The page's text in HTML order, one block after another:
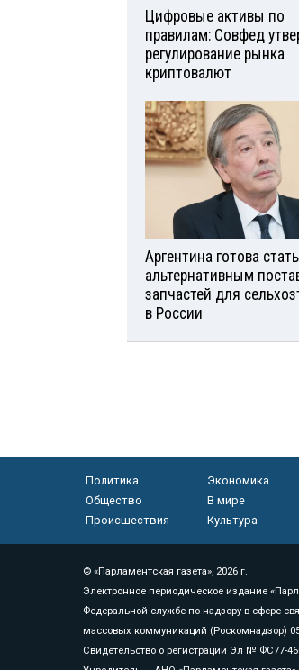
Цифровые активы по
правилам: Совфед
регулирование рынка
криптовалют
Аргентина готова стать
альтернативным
запчастей для
в России
Политика
Экономика
Общество
В мире
Происшествия
Культура
© «Парламентская газета», 2026 г.
Электронное периодическое издание
Федеральной службе по надзору в сфере
массовых коммуникаций (Роскомнадзор) 05
Свидетельство о регистрации Эл № ФС77-